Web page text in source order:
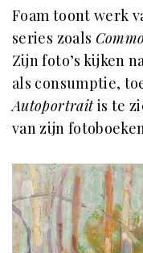
Foam toont werk
series zoals
Zijn foto’s kijken
als consumptie,
Autoportraitis te
van zijn